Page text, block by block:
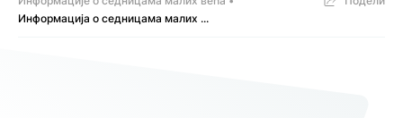
Информација о седницама малих ...